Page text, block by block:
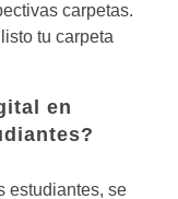
carpetas.
tu carpeta
en
estudiantes, se